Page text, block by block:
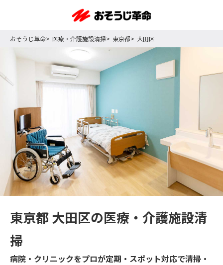
おそうじ革命 医療・介護施設清掃 東京都 大田区
東京都 大田区の医療・介護施設清
掃
病院・クリニックをプロが定期・スポット対応で清掃・